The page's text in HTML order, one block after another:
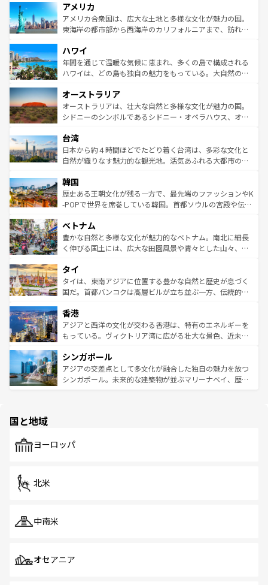
ンツ一覧を参照してほしい。
の建物がそのまま残る町や、スイスならではのユニークな
博物館もあり、アルプス観光だけでなく町歩きも満喫する
ことができる。国民の所得が高いため物価も高いが、旅行
ば市内交通費無料で観光を楽しむこともできる。 なお、新
着のスイス情報はコンテンツ一覧 を参照してほしい。
アメリカ
アメリカ合衆国は、広大な土地と多様な文化が魅力の国。
東海岸の都市部から西海岸のカリフォルニアまで、訪れる
のような巨大都市は、観光、ショッピング、エンターテイ
ンメントが詰まった刺激的なスポットだ。一方、アメリカ
西部には大自然が広がり、グランドキャニオンやイエロー
部のニューオーリンズでは、音楽と美食が融合した独特の
文化が魅力。旅行者はアメリカの各地域で異なる魅力を楽
しみながら、その多様性と豊かな歴史を感じることができ
ならではの贅沢な旅のスタイルだ。 なお、新着のアメリカ
情報はコンテンツ一覧を参照してほしい。
ハワイ
年間を通じて温暖な気候に恵まれ、多くの島で構成される
ハワイは、どの島も独自の魅力をもっている。大自然の神
ワイ島は見逃せない。また、定番の観光地といえばオアフ
島だが、静かな自然を求めるならマウイ島やカウアイ島が
おすすめ。エメラルドグリーンに輝く海をはじめ、豊かな
れるおもてなしの心で訪れる人々を迎えてくれるハワイの
人々、おいしいローカルフードやハワイアンミュージッ
ク、伝統的なフラダンスなど、すべてがハワイの魅力を彩
ワイを、存分に味わってほしい。 なお、新着のハワイ情報
はコンテンツ一覧を参照してほしい。
オーストラリア
オーストラリアは、壮大な自然と多様な文化が魅力の国。
シドニーのシンボルであるシドニー・オペラハウス、オー
リアリーフや大陸中央部にそびえるウルル（エアーズロッ
ク）、タスマニアの美しい原生林やケアンズの熱帯雨林な
ど、見どころがたくさん。また、カフェやワイン、オージ
いる。アクティビティも充実しており、サーフィンやダイ
ビング、ハイキングなど、アウトドア好きにはたまらな
い。オーストラリアの多彩な魅力を存分に味わいつくそ
参照してほしい。
台湾
日本から約４時間ほどでたどり着く台湾は、多彩な文化と
自然が織りなす魅力的な観光地。活気あふれる大都市の台
ン）、静ひつな山岳地帯である台湾東部など、都市の喧騒
と山間の静けさが共存しており、訪れる人に新しい発見と
驚きをもたらしてくれる。また、奥深い台湾の食文化も魅
容にもいいと評判のスイーツなど、バラエティ豊かな料理
が味わえる。 なお、新着の台湾情報は コンテンツ一覧を参
照してほしい。
韓国
歴史ある王朝文化が残る一方で、最先端のファッションやK
-POPで世界を席巻している韓国。首都ソウルの宮殿や伝統
き、地方に足を延ばせば四季折々の自然美を楽しむことが
できる。そして、キムチや焼肉、絶品のストリートフード
まで、さまざまな韓国料理が待っている。夜には、韓国な
リティに包まれながら、韓国の多彩な魅力を心ゆくまで味
わってみてほしい。 なお、新着の韓国情報はコンテンツ一
覧を参照してほしい。
ベトナム
豊かな自然と多様な文化が魅力的なベトナム。南北に細長
く伸びる国土には、広大な田園風景や青々とした山々、世
急速な発展と共に伝統が息づく。ハノイの古い町並みやホ
ーチミン市のフランス統治時代の建物も、独特の雰囲気を
醸し出している。また、バラエティの豊かさとおいしさで
とつ。フォーやバインミー、ベトナムコーヒーなどは、ぜ
ひ現地で味わいたい。どの地域を訪れてもあたたかい人々
が旅行者を迎えてくれるので、きっと忘れられない旅にな
参照してほしい。
タイ
タイは、東南アジアに位置する豊かな自然と歴史が息づく
国だ。首都バンコクは高層ビルが立ち並ぶ一方、伝統的な
の活気が交差している。北部ではチェンマイなどの山岳地
帯で自然と触れ合い、南部ではプーケットやクラビの美し
いビーチでリゾート気分を楽しむことができる。タイ料理
激する。気候は一年中温暖で、どの季節にも異なる楽しみ
が待っている。親しみやすいタイの人々、仏教を中心とし
た文化、そして多様な観光資源が、訪れる旅人を魅了し続
香港
アジアと西洋の文化が交わる香港は、特有のエネルギーを
もっている。ヴィクトリア湾に広がる壮大な景色、近未来
み、どこを訪れても感動するはず。観光スポットが密集し
ており、効率よく見どころを回れるのも魅力。息をのむよ
うな絶景から文化的な体験まで、香港を存分に楽しみ尽く
シンガポール
アジアの交差点として多文化が融合した独自の魅力を放つ
シンガポール。未来的な建築物が並ぶマリーナベイ、歴史
で、ホーカーズは地元の風情を楽しめる外せないスポット
国と地域
ヨーロッパ
北米
中南米
オセアニア